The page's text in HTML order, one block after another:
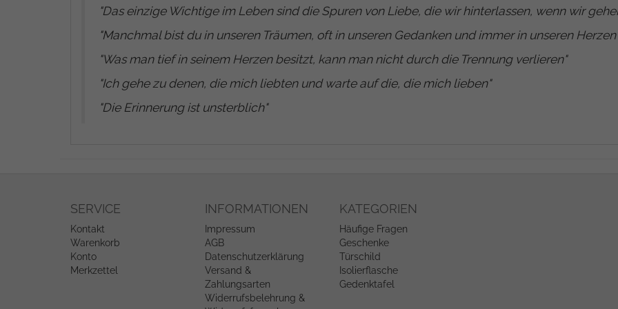
"Das einzige Wichtige im Leben sind die Spuren von Liebe, die wir hinterlassen, wenn wir
"Manchmal bist du in unseren Träumen, oft in unseren Gedanken und immer in unseren Herzen
"Was man tief in seinem Herzen besitzt, kann man nicht durch die Trennung verlieren"
"Ich gehe zu denen, die mich liebten und warte auf die, die mich lieben"
"Die Erinnerung ist unsterblich"
SERVICE
Kontakt
Warenkorb
Konto
Merkzettel
INFORMATIONEN
Impressum
AGB
Datenschutzerklärung
Versand &
Zahlungsarten
Widerrufsbelehrung &
KATEGORIEN
Häufige Fragen
Geschenke
Türschild
Isolierflasche
Gedenktafel